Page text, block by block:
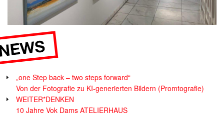
„one Step back – two steps forward“
Von der Fotografie zu KI-generierten Bildern (Promtografie)
WEITER*DENKEN
10 Jahre Vok Dams ATELIERHAUS